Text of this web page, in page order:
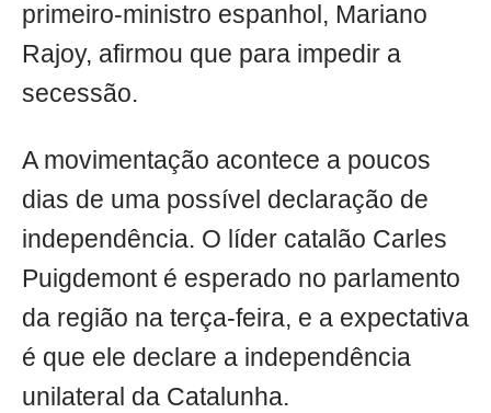
primeiro-ministro espanhol, Mariano
Rajoy, afirmou que para impedir a
secessão.
A movimentação acontece a poucos
dias de uma possível declaração de
independência. O líder catalão Carles
Puigdemont é esperado no parlamento
da região na terça-feira, e a expectativa
é que ele declare a independência
unilateral da Catalunha.